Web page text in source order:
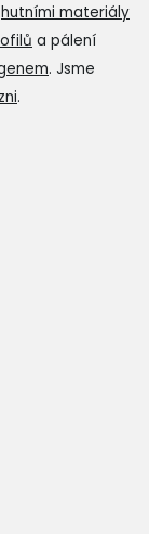
hutními materiály
a pálení
. Jsme
.